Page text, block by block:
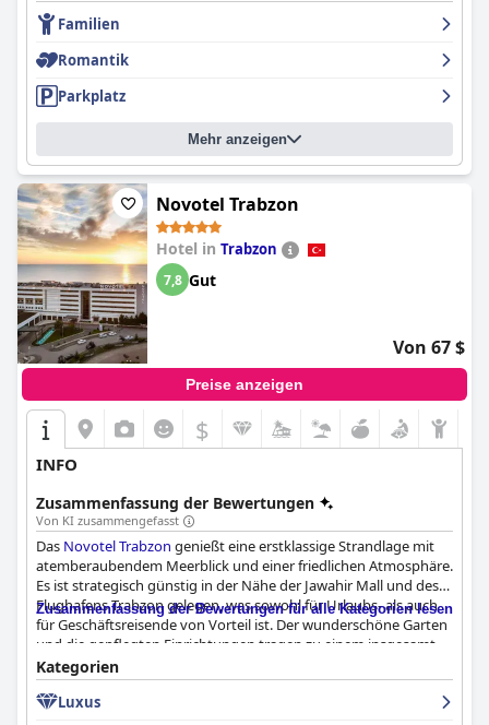
Familien
Romantik
Parkplatz
Mehr anzeigen
Novotel Trabzon
Hotel in Trabzon
7,8 Gut
Von 67 $
Preise anzeigen
$
INFO
Zusammenfassung der Bewertungen
Von KI zusammengefasst
Das Novotel Trabzon genießt eine erstklassige Strandlage mit
atemberaubendem Meerblick und einer friedlichen Atmosphäre.
Es ist strategisch günstig in der Nähe der Jawahir Mall und des
Flughafens Trabzon gelegen, was sowohl für Urlaubs- als auch
für Geschäftsreisende von Vorteil ist. Der wunderschöne Garten
und die gepflegten Einrichtungen tragen zu einem insgesamt
luxuriösen Erlebnis bei.
Gäste loben häufig das Frühstück des Hotels und heben seine
Zusammenfassung der Bewertungen für alle Kategorien lesen
Kategorien
Luxus